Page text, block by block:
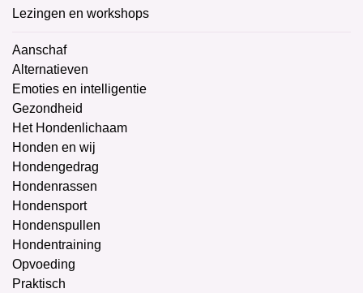
Lezingen en workshops
Aanschaf
Alternatieven
Emoties en intelligentie
Gezondheid
Het Hondenlichaam
Honden en wij
Hondengedrag
Hondenrassen
Hondensport
Hondenspullen
Hondentraining
Opvoeding
Praktisch